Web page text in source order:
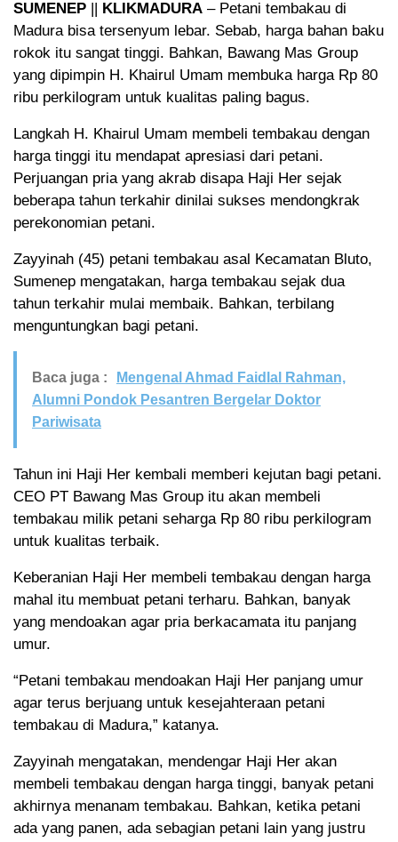
SUMENEP || KLIKMADURA – Petani tembakau di
Madura bisa tersenyum lebar. Sebab, harga bahan baku
rokok itu sangat tinggi. Bahkan, Bawang Mas Group
yang dipimpin H. Khairul Umam membuka harga Rp 80
ribu perkilogram untuk kualitas paling bagus.
Langkah H. Khairul Umam membeli tembakau dengan
harga tinggi itu mendapat apresiasi dari petani.
Perjuangan pria yang akrab disapa Haji Her sejak
beberapa tahun terkahir dinilai sukses mendongkrak
perekonomian petani.
Zayyinah (45) petani tembakau asal Kecamatan Bluto,
Sumenep mengatakan, harga tembakau sejak dua
tahun terkahir mulai membaik. Bahkan, terbilang
menguntungkan bagi petani.
Baca juga :
Mengenal Ahmad Faidlal Rahman,
Alumni Pondok Pesantren Bergelar Doktor
Pariwisata
Tahun ini Haji Her kembali memberi kejutan bagi petani.
CEO PT Bawang Mas Group itu akan membeli
tembakau milik petani seharga Rp 80 ribu perkilogram
untuk kualitas terbaik.
Keberanian Haji Her membeli tembakau dengan harga
mahal itu membuat petani terharu. Bahkan, banyak
yang mendoakan agar pria berkacamata itu panjang
umur.
“Petani tembakau mendoakan Haji Her panjang umur
agar terus berjuang untuk kesejahteraan petani
tembakau di Madura,” katanya.
Zayyinah mengatakan, mendengar Haji Her akan
membeli tembakau dengan harga tinggi, banyak petani
akhirnya menanam tembakau. Bahkan, ketika petani
ada yang panen, ada sebagian petani lain yang justru